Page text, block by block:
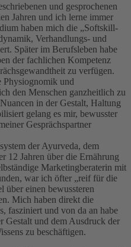
und gesprochenen
Jahren und ich lerne immer
haben mich die „Softskill-
Verhandlungs- und
Später im Berufsleben habe
der fachlichen Kompetenz
zu verfügen.
Physiognomik und
den Menschen ganzheitlich zu
in der Gestalt, Haltung
gelang es mir, bewusster
Gesprächspartner
der Ayurveda, dem
12 Jahren über die Ernährung
Marketingberaterin mit
war ich öfter „reif für die
über einen bewussteren
Mich haben direkt die
fasziniert und von da an habe
Gestalt und dem Ausdruck der
zu beschäftigen.